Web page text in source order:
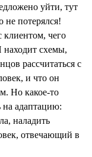
уйти, тут
не потерялся!
клиентом, чего
находит схемы,
рассчитаться с
и что он
Но какое-то
на адаптацию:
наладить
отвечающий в